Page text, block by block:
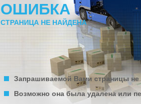
ОШИБКА
СТРАНИЦА НЕ НАЙДЕНА
Запрашиваемой Вами страницы не
Возможно она была удалена или